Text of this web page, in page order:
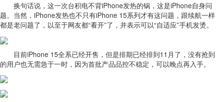
换句话说，这一次台积电不背iPhone发热的锅，这是iPhone自身问
题。当然，iPhone发热也不只有iPhone 15系列才有这问题，跟续航一样
都是老问题了，以至于网友都“看开”了，并表示可以“自适应”手机发烫。
目前iPhone 15全系已经开售，但是排期已经排到11月了，没有抢到
的用户也无需急于一时，因为首批产品品控不稳定，可以晚点再入手。